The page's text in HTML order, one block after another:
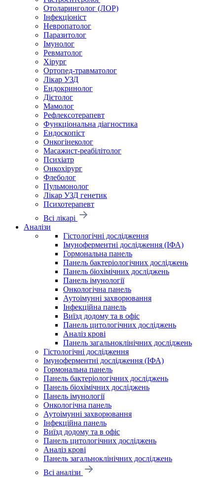
Отоларинголог (ЛОР)
Інфекціоніст
Невропатолог
Паразитолог
Імунолог
Ревматолог
Хірург
Ортопед-травматолог
Лікар УЗД
Ендокринолог
Дієтолог
Мамолог
Рефлексотерапевт
Функціональна діагностика
Ендоскопіст
Онкогінеколог
Масажист-реабілітолог
Психіатр
Онкохірург
Флеболог
Пульмонолог
Лікар УЗД генетик
Психотерапевт
Всі лікарі
Аналізи
Гістологічні дослідження
Імуноферментні дослідження (ІФА)
Гормональна панель
Панель бактеріологічних досліджень
Панель біохімічних досліджень
Панель імунології
Онкологічна панель
Аутоімунні захворювання
Інфекційна панель
Виїзд додому та в офіс
Панель цитологічних досліджень
Аналіз крові
Панель загальноклінічних досліджень
Гістологічні дослідження
Імуноферментні дослідження (ІФА)
Гормональна панель
Панель бактеріологічних досліджень
Панель біохімічних досліджень
Панель імунології
Онкологічна панель
Аутоімунні захворювання
Інфекційна панель
Виїзд додому та в офіс
Панель цитологічних досліджень
Аналіз крові
Панель загальноклінічних досліджень
Всі аналізи